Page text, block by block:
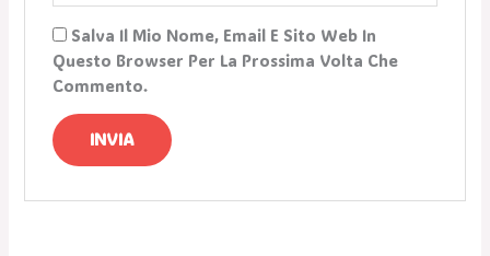
Salva Il Mio Nome, Email E Sito Web In
Questo Browser Per La Prossima Volta Che
Commento.